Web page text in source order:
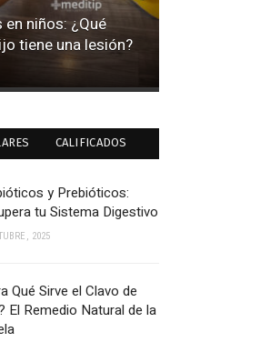
niños: ¿Qué
tiene una lesión?
CALIFICADOS
y Prebióticos:
tu Sistema Digestivo
2025
Qué Sirve el Clavo de
El Remedio Natural de la